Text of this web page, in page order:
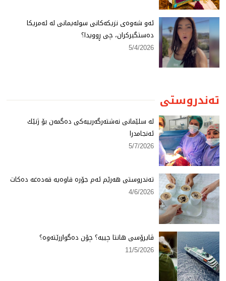
ئەو شەوەی نزیكەكانی سولەیمانی لە ئەمریكا
دەستگیركران، چی ڕوویدا؟
5/4/2026
تەندروستی
لە سلێمانی نەشتەرگەرییەكی دەگمەن بۆ ژنێك
ئەنجامدرا
5/7/2026
تەندروستی هەرێم ئەم جۆرە قاوەیە قەدەغە دەكات
4/6/2026
ڤایرۆسی هانتا چییە؟ چۆن دەگوازرێتەوە؟
11/5/2026